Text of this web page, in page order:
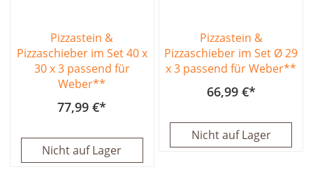
Pizzastein &
Pizzaschieber im Set 40 x
30 x 3 passend für
Weber**
77,99 €
Nicht auf Lager
Pizzastein &
Pizzaschieber im Set Ø 29
x 3 passend für Weber**
66,99 €
Nicht auf Lager